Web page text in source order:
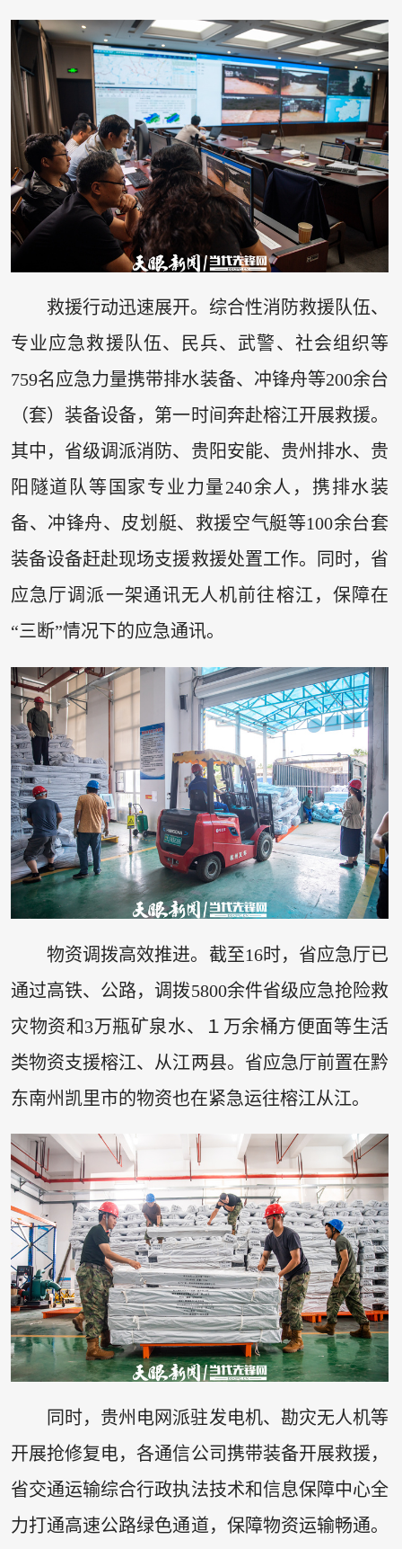
救援行动迅速展开。综合性消防救援队伍、
专业应急救援队伍、民兵、武警、社会组织等
759名应急力量携带排水装备、冲锋舟等200余台
（套）装备设备，第一时间奔赴榕江开展救援。
其中，省级调派消防、贵阳安能、贵州排水、贵
阳隧道队等国家专业力量240余人，携排水装
备、冲锋舟、皮划艇、救援空气艇等100余台套
装备设备赶赴现场支援救援处置工作。同时，省
应急厅调派一架通讯无人机前往榕江，保障在
“三断”情况下的应急通讯。
物资调拨高效推进。截至16时，省应急厅已
通过高铁、公路，调拨5800余件省级应急抢险救
灾物资和3万瓶矿泉水、１万余桶方便面等生活
类物资支援榕江、从江两县。省应急厅前置在黔
东南州凯里市的物资也在紧急运往榕江从江。
同时，贵州电网派驻发电机、勘灾无人机等
开展抢修复电，各通信公司携带装备开展救援，
省交通运输综合行政执法技术和信息保障中心全
力打通高速公路绿色通道，保障物资运输畅通。